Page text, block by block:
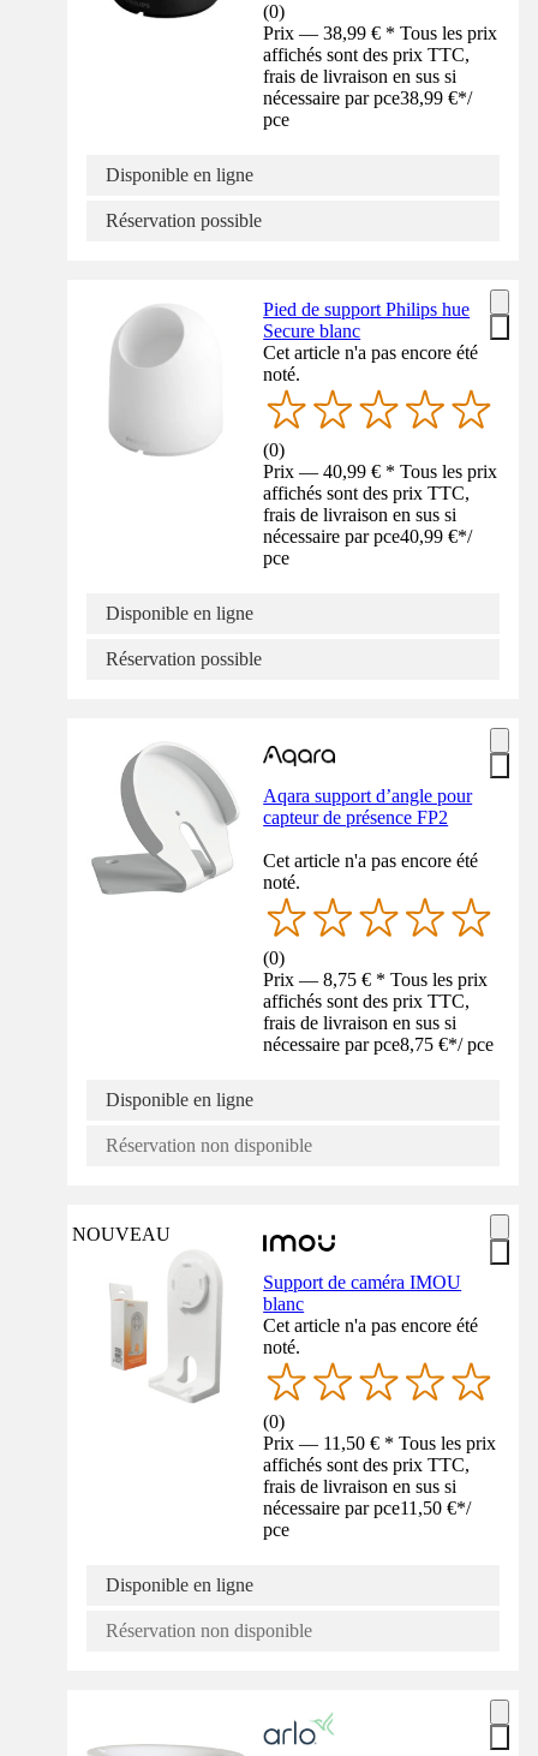
(0)
Prix — 38,99 € * Tous les prix
affichés sont des prix TTC,
frais de livraison en sus si
nécessaire par pce38,99 €*/
pce
Disponible en ligne
Réservation possible
Pied de support Philips hue
Secure blanc
Cet article n'a pas encore été
noté.
(0)
Prix — 40,99 € * Tous les prix
affichés sont des prix TTC,
frais de livraison en sus si
nécessaire par pce40,99 €*/
pce
Disponible en ligne
Réservation possible
Aqara support d’angle pour
capteur de présence FP2
Cet article n'a pas encore été
noté.
(0)
Prix — 8,75 € * Tous les prix
affichés sont des prix TTC,
frais de livraison en sus si
nécessaire par pce8,75 €*/ pce
Disponible en ligne
Réservation non disponible
NOUVEAU
Support de caméra IMOU
blanc
Cet article n'a pas encore été
noté.
(0)
Prix — 11,50 € * Tous les prix
affichés sont des prix TTC,
frais de livraison en sus si
nécessaire par pce11,50 €*/
pce
Disponible en ligne
Réservation non disponible